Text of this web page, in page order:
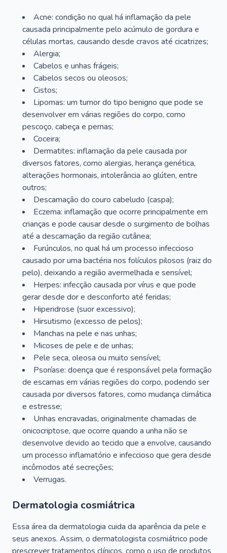
Acne: condição no qual há inflamação da pele
causada principalmente pelo acúmulo de gordura e
células mortas, causando desde cravos até cicatrizes;
Alergia;
Cabelos e unhas frágeis;
Cabelos secos ou oleosos;
Cistos;
Lipomas: um tumor do tipo benigno que pode se
desenvolver em várias regiões do corpo, como
pescoço, cabeça e pernas;
Coceira;
Dermatites: inflamação da pele causada por
diversos fatores, como alergias, herança genética,
alterações hormonais, intolerância ao glúten, entre
outros;
Descamação do couro cabeludo (caspa);
Eczema: inflamação que ocorre principalmente em
crianças e pode causar desde o surgimento de bolhas
até a descamação da região cutânea;
Furúnculos, no qual há um processo infeccioso
causado por uma bactéria nos folículos pilosos (raiz do
pelo), deixando a região avermelhada e sensível;
Herpes: infecção causada por vírus e que pode
gerar desde dor e desconforto até feridas;
Hiperidrose (suor excessivo);
Hirsutismo (excesso de pelos);
Manchas na pele e nas unhas;
Micoses de pele e de unhas;
Pele seca, oleosa ou muito sensível;
Psoríase: doença que é responsável pela formação
de escamas em várias regiões do corpo, podendo ser
causada por diversos fatores, como mudança climática
e estresse;
Unhas encravadas, originalmente chamadas de
onicocriptose, que ocorre quando a unha não se
desenvolve devido ao tecido que a envolve, causando
um processo inflamatório e infeccioso que gera desde
incômodos até secreções;
Verrugas.
Dermatologia cosmiátrica
Essa área da dermatologia cuida da aparência da pele e
seus anexos. Assim, o dermatologista cosmiátrico pode